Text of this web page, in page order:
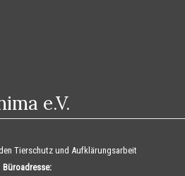
e.V.
Tierschutz und Aufklärungsarbeit
Büroadresse: